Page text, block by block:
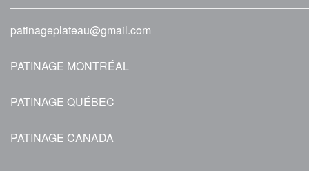
patinageplateau@gmail.com
PATINAGE MONTRÉAL
PATINAGE QUÉBEC
PATINAGE CANADA